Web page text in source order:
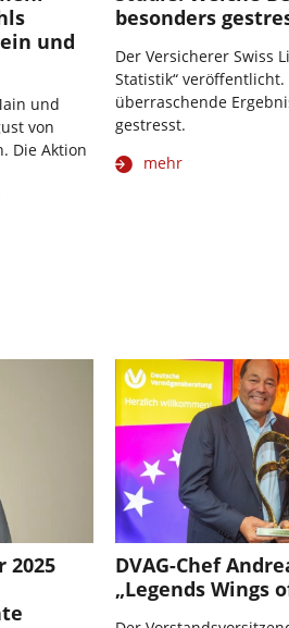
und
und
von
Die Aktion
besonders
Der Versicherer Swiss
Statistik“ veröffentlicht.
überraschende
gestresst.
mehr
2025
DVAG-Chef
„Legends Wings